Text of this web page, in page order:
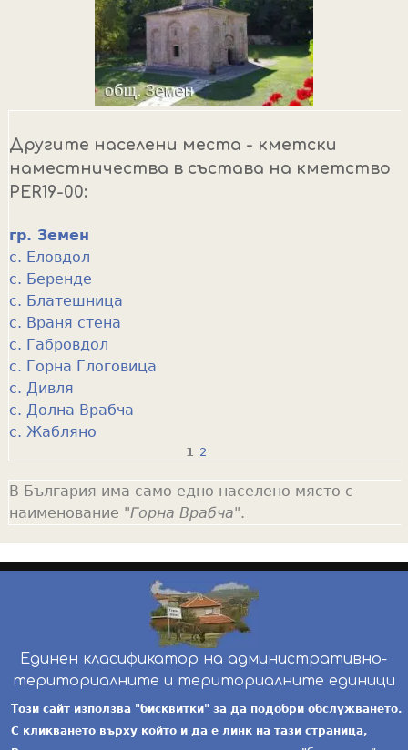
Другите населени места - кметски
наместничества в състава на кметство
PER19-00:
гр. Земен
с. Еловдол
с. Беренде
с. Блатешница
с. Враня стена
с. Габровдол
с. Горна Глоговица
с. Дивля
с. Долна Врабча
с. Жабляно
a
g
e
1 2
В България има само едно населено място с
наименование "Горна Врабча".
Единен класификатор на административно-
териториалните и териториалните единици
инж. Бойчо Добрев-ekatte.com-условия за
ползване
Този сайт използва "бисквитки" за да подобри обслужването.
С кликването върху който и да е линк на тази страница,